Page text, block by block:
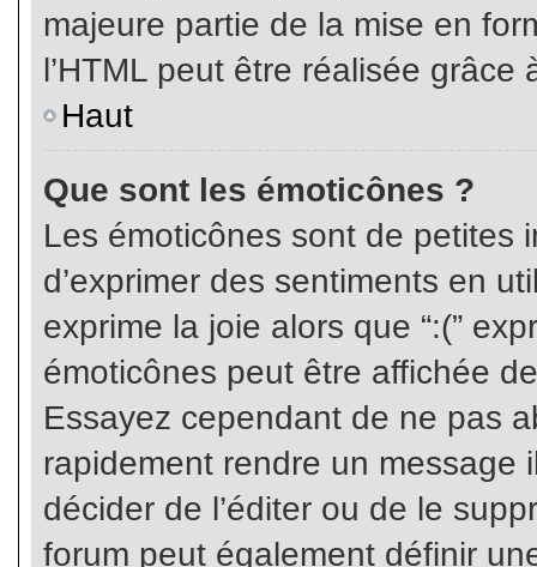
majeure partie de la mise en
l’HTML peut être réalisée grâce
Haut
Que sont les émoticônes ?
Les émoticônes sont de petites
d’exprimer des sentiments en
exprime la joie alors que “:(”
émoticônes peut être affichée
Essayez cependant de ne pas
rapidement rendre un message
décider de l’éditer ou de le
forum peut également définir